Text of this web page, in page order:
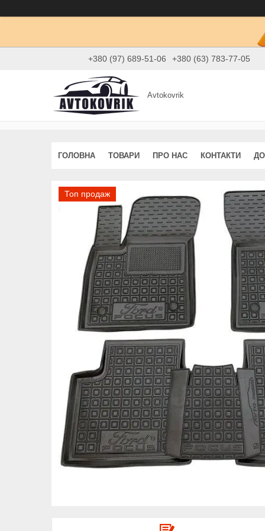
+380 (97) 689-51-06 +380 (63) 783-77-05
Avtokovrik
ГОЛОВНА ТОВАРИ ПРО НАС КОНТАКТИ
Топ продаж